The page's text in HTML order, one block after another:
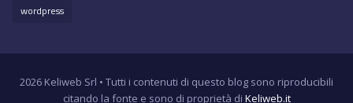
wordpress
2026 Keliweb Srl • Tutti i contenuti di questo blog sono riproducibili
citando la fonte e sono di proprietà di Keliweb.it